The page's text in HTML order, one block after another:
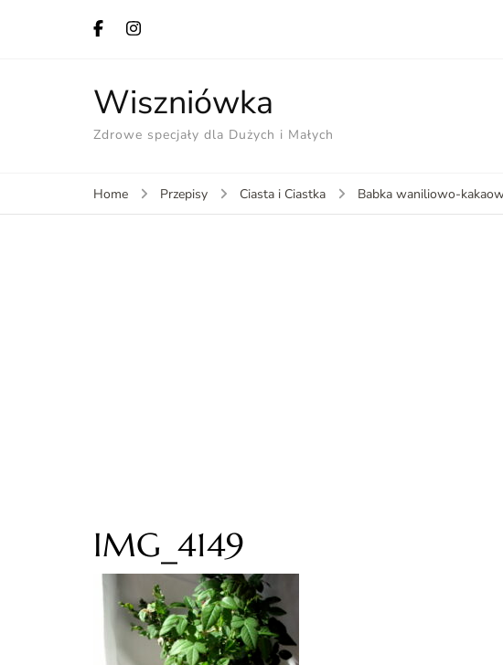
Wiszniówka
Zdrowe specjały dla Dużych i Małych
Home Przepisy Ciasta i Ciastka Babka waniliowo-
IMG_4149